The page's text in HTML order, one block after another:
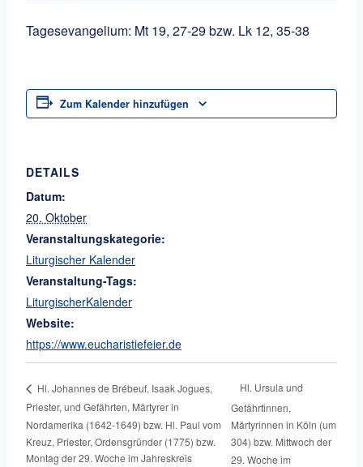
Tagesevangelium: Mt 19, 27-29 bzw. Lk 12, 35-38
Zum Kalender hinzufügen
DETAILS
Datum:
20. Oktober
Veranstaltungskategorie:
Liturgischer Kalender
Veranstaltung-Tags:
LiturgischerKalender
Website:
https://www.eucharistiefeier.de
Hl. Johannes de Brébeuf, Isaak Jogues,
Priester, und Gefährten, Märtyrer in
Nordamerika (1642-1649) bzw. Hl. Paul vom
Kreuz, Priester, Ordensgründer (1775) bzw.
Montag der 29. Woche im Jahreskreis
Hl. Ursula und
Gefährtinnen,
Märtyrinnen in Köln (um
304) bzw. Mittwoch der
29. Woche im